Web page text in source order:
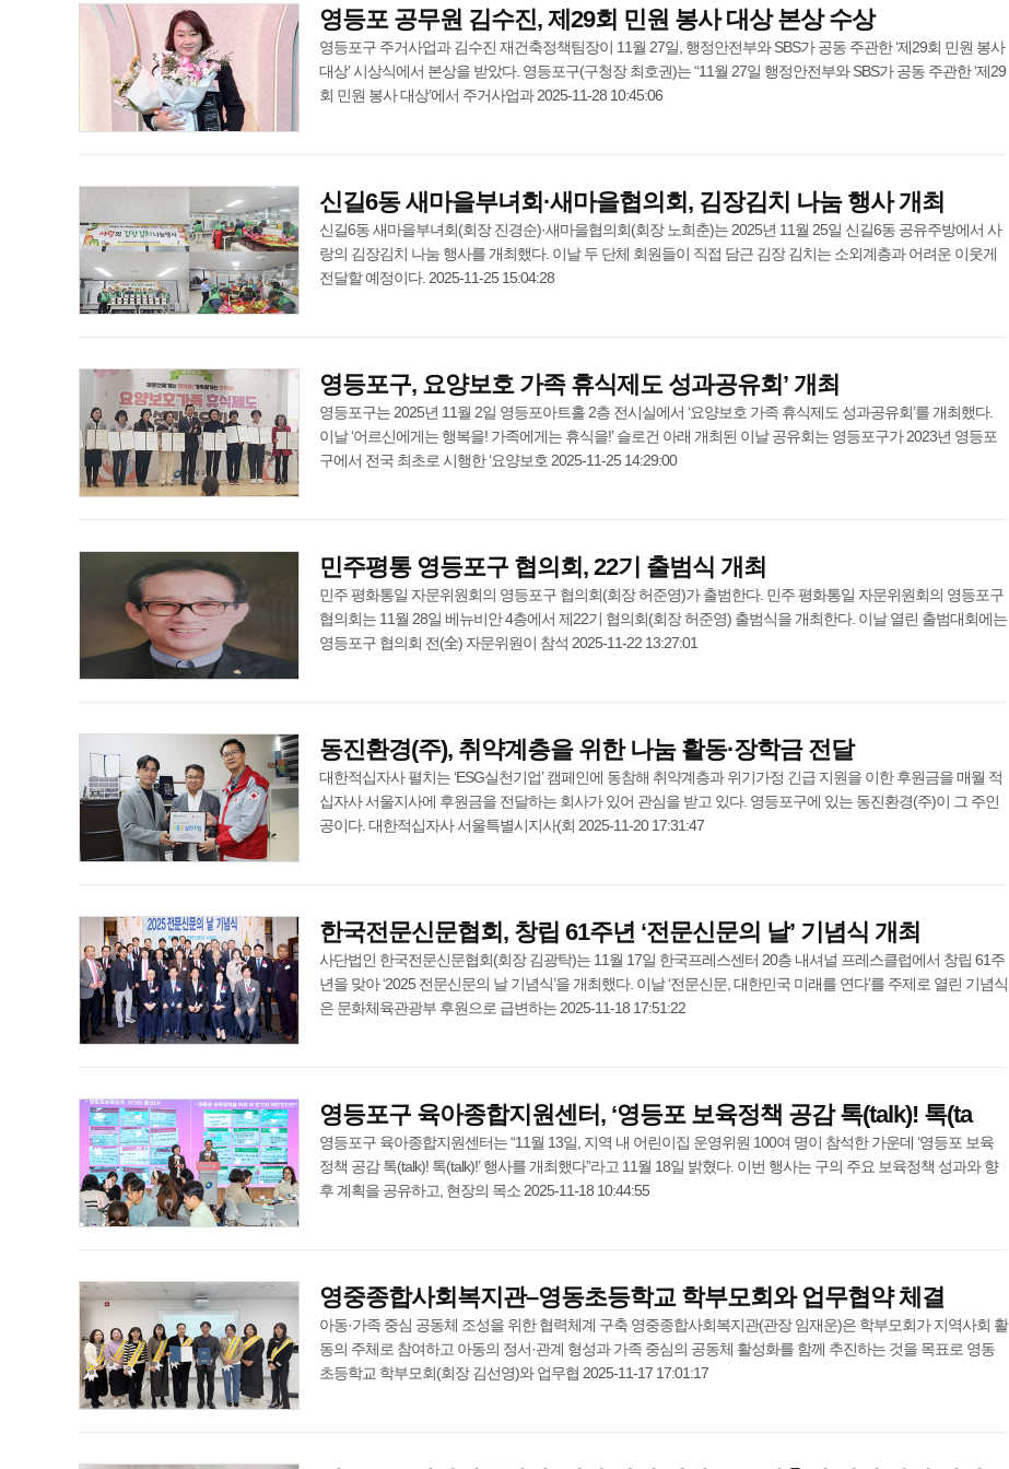
영등포 공무원 김수진, 제29회 민원 봉사 대상 본상 수상
영등포구 주거사업과 김수진 재건축정책팀장이 11월 27일, 행정안전부와 SBS가 공동 주관한 ‘제29회 민원 봉사
대상’ 시상식에서 본상을 받았다. 영등포구(구청장 최호권)는 “11월 27일 행정안전부와 SBS가 공동 주관한 ‘제29
회 민원 봉사 대상’에서 주거사업과 2025-11-28 10:45:06
신길6동 새마을부녀회·새마을협의회, 김장김치 나눔 행사 개최
신길6동 새마을부녀회(회장 진경순)·새마을협의회(회장 노희춘)는 2025년 11월 25일 신길6동 공유주방에서 사
랑의 김장김치 나눔 행사를 개최했다. 이날 두 단체 회원들이 직접 담근 김장 김치는 소외계층과 어려운 이웃게
전달할 예정이다. 2025-11-25 15:04:28
영등포구, 요양보호 가족 휴식제도 성과공유회’ 개최
영등포구는 2025년 11월 2일 영등포아트홀 2층 전시실에서 ‘요양보호 가족 휴식제도 성과공유회’를 개최했다.
이날 ‘어르신에게는 행복을! 가족에게는 휴식을!’ 슬로건 아래 개최된 이날 공유회는 영등포구가 2023년 영등포
구에서 전국 최초로 시행한 ‘요양보호 2025-11-25 14:29:00
민주평통 영등포구 협의회, 22기 출범식 개최
민주 평화통일 자문위원회의 영등포구 협의회(회장 허준영)가 출범한다. 민주 평화통일 자문위원회의 영등포구
협의회는 11월 28일 베뉴비안 4층에서 제22기 협의회(회장 허준영) 출범식을 개최한다. 이날 열린 출범대회에는
영등포구 협의회 전(全) 자문위원이 참석 2025-11-22 13:27:01
동진환경(주), 취약계층을 위한 나눔 활동·장학금 전달
대한적십자사 펼치는 ‘ESG실천기업’ 캠페인에 동참해 취약계층과 위기가정 긴급 지원을 이한 후원금을 매월 적
십자사 서울지사에 후원금을 전달하는 회사가 있어 관심을 받고 있다. 영등포구에 있는 동진환경(주)이 그 주인
공이다. 대한적십자사 서울특별시지사(회 2025-11-20 17:31:47
한국전문신문협회, 창립 61주년 ‘전문신문의 날’ 기념식 개최
사단법인 한국전문신문협회(회장 김광탁)는 11월 17일 한국프레스센터 20층 내셔널 프레스클럽에서 창립 61주
년을 맞아 ‘2025 전문신문의 날 기념식’을 개최했다. 이날 ‘전문신문, 대한민국 미래를 연다’를 주제로 열린 기념식
은 문화체육관광부 후원으로 급변하는 2025-11-18 17:51:22
영등포구 육아종합지원센터, ‘영등포 보육정책 공감 톡(talk)! 톡(ta
영등포구 육아종합지원센터는 “11월 13일, 지역 내 어린이집 운영위원 100여 명이 참석한 가운데 ‘영등포 보육
정책 공감 톡(talk)! 톡(talk)!’ 행사를 개최했다”라고 11월 18일 밝혔다. 이번 행사는 구의 주요 보육정책 성과와 향
후 계획을 공유하고, 현장의 목소 2025-11-18 10:44:55
영중종합사회복지관–영동초등학교 학부모회와 업무협약 체결
아동·가족 중심 공동체 조성을 위한 협력체계 구축 영중종합사회복지관(관장 임재운)은 학부모회가 지역사회 활
동의 주체로 참여하고 아동의 정서·관계 형성과 가족 중심의 공동체 활성화를 함께 추진하는 것을 목표로 영동
초등학교 학부모회(회장 김선영)와 업무협 2025-11-17 17:01:17